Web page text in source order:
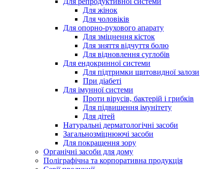
Для жінок
Для чоловіків
Для опорно-рухового апарату
Для зміцнення кісток
Для зняття відчуття болю
Для відновлення суглобів
Для ендокринної системи
Для підтримки щитовидної залози
При діабеті
Для імунної системи
Проти вірусів, бактерій і грибків
Для підвищення імунітету
Для дітей
Натуральні дерматологічні засоби
Загальнозміцнюючі засоби
Для покращення зору
Органічні засоби для дому
Поліграфічна та корпоративна продукція